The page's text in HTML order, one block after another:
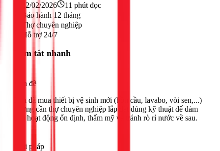
22/02/2026 11 phút đọc
Bảo hành 12 tháng
Thợ chuyên nghiệp
Hỗ trợ 24/7
Tóm tắt nhanh
Vấn đề
Bạn đã mua thiết bị vệ sinh mới (bồn cầu, lavabo, vòi sen,...)
nhưng cần thợ chuyên nghiệp lắp đặt đúng kỹ thuật để đảm
bảo hoạt động ổn định, thẩm mỹ và tránh rò rỉ nước về sau.
Giải pháp